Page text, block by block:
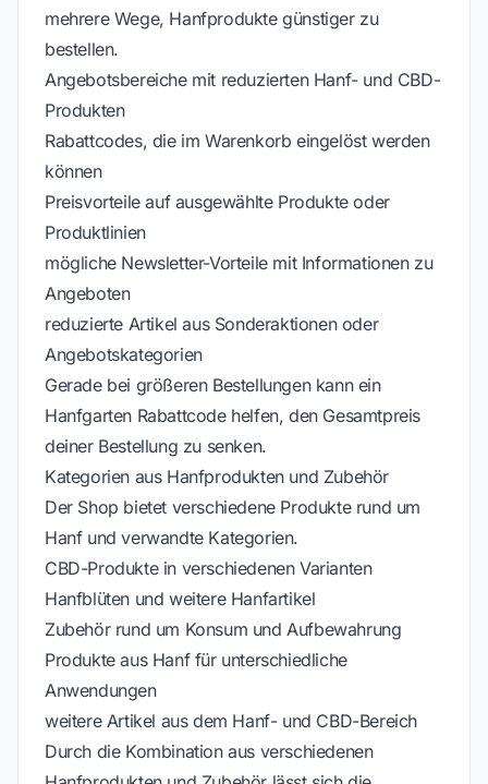
mehrere Wege, Hanfprodukte günstiger zu
bestellen.
Angebotsbereiche mit reduzierten Hanf- und CBD-
Produkten
Rabattcodes, die im Warenkorb eingelöst werden
können
Preisvorteile auf ausgewählte Produkte oder
Produktlinien
mögliche Newsletter-Vorteile mit Informationen zu
Angeboten
reduzierte Artikel aus Sonderaktionen oder
Angebotskategorien
Gerade bei größeren Bestellungen kann ein
Hanfgarten Rabattcode helfen, den Gesamtpreis
deiner Bestellung zu senken.
Kategorien aus Hanfprodukten und Zubehör
Der Shop bietet verschiedene Produkte rund um
Hanf und verwandte Kategorien.
CBD-Produkte in verschiedenen Varianten
Hanfblüten und weitere Hanfartikel
Zubehör rund um Konsum und Aufbewahrung
Produkte aus Hanf für unterschiedliche
Anwendungen
weitere Artikel aus dem Hanf- und CBD-Bereich
Durch die Kombination aus verschiedenen